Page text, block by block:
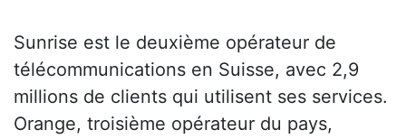
Sunrise est le deuxième opérateur de
télécommunications en Suisse, avec 2,9
millions de clients qui utilisent ses services.
Orange, troisième opérateur du pays,